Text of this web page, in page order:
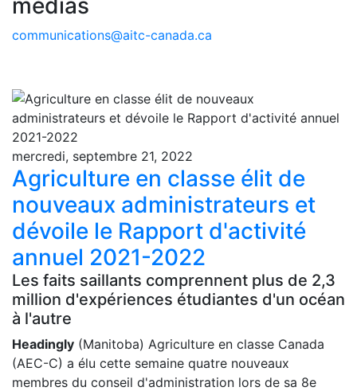
communications@aitc-canada.ca
mercredi, septembre 21, 2022
Agriculture en classe élit de
nouveaux administrateurs et
dévoile le Rapport d'activité
annuel 2021-2022
Les faits saillants comprennent plus de 2,3
million d'expériences étudiantes d'un océan
à l'autre
Headingly (Manitoba) Agriculture en classe Canada
(AEC-C) a élu cette semaine quatre nouveaux
membres du conseil d'administration lors de sa 8e